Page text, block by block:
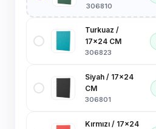
306810
Turkuaz /
17x24 CM
306823
Siyah / 17x24
CM
306801
Kırmızı / 17x24